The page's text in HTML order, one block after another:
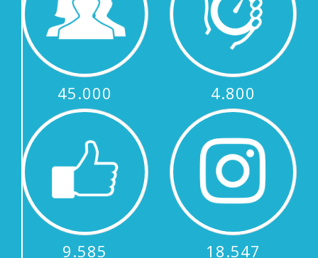
45.000 4.800
9.585 18.547